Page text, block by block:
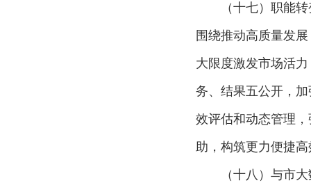
（十七）职能
围绕推动高质量发
大限度激发市场活
务、结果五公开，
效评估和动态管理
助，构筑更力便捷
（十八）与市